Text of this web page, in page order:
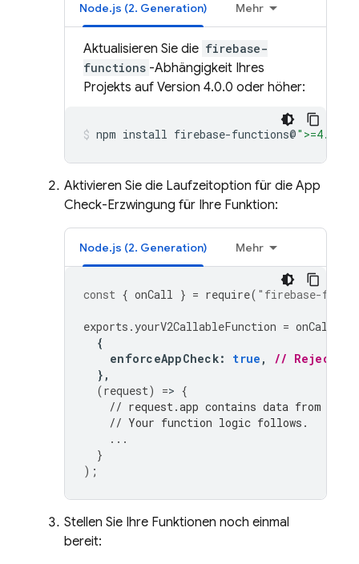
Node.js (2. Generation) Mehr
Aktualisieren Sie die firebase-
functions -Abhängigkeit Ihres
Projekts auf Version 4.0.0 oder höher:
npm install firebase-functions@">=4.0.0"
Aktivieren Sie die Laufzeitoption für die App
Check-Erzwingung für Ihre Funktion:
Node.js (2. Generation) Mehr
const { onCall } = require( "firebase-
exports .yourV2CallableFunction = onCall
{
enforceAppCheck: true ,
// Reject
},
(request) => {
// request.app contains data from App
// Your function logic follows.
...
}
);
Stellen Sie Ihre Funktionen noch einmal
bereit: